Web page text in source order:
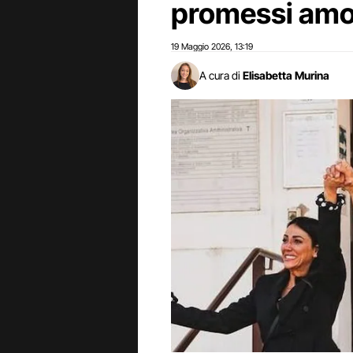
promessi
19 Maggio 2026 13:19
A cura di Elisabetta Murina